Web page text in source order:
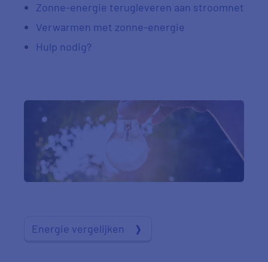
Zonne-energie terugleveren aan stroomnet
Verwarmen met zonne-energie
Hulp nodig?
Energie vergelijken